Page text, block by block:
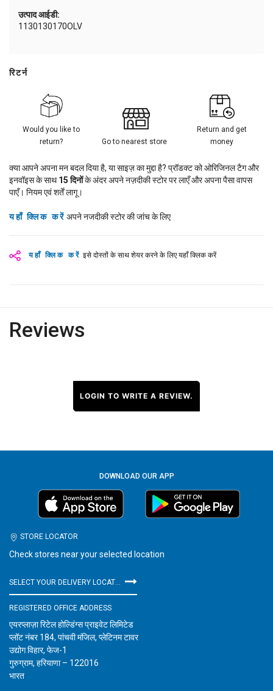
उत्पाद आईडी:
1130130170OLV
यहाँ क्लिक करें इसे दोस्तों के साथ शेयर करने के लिए यहाँ क्लिक करें
रिटर्न
Would you like to
return?
Go to nearest store
Return and get
money
क्या आपने अपना मन बदल दिया है, या साइज़ का मुद्दा है? प्रॉडक्ट को ओरिजिनल टैग और
इनवॉइस के साथ15 दिनोंके अंदर अपने नज़दीकी स्टोर पर लाएँ और अपना पैसा वापस
पाएँ। नियम एवं शर्तें लागू।
यहाँ क्लिक करें अपने नजदीकी स्टोर की जांच के लिए
Reviews
LOGIN TO WRITE A REVIEW.
DOWNLOAD OUR APP
STORE LOCATOR
Check stores near your selected location
REGISTERED OFFICE ADDRESS
एयरप्लाज़ा रिटेल होल्डिंग्स प्राइवेट लिमिटेड
प्लॉट नंबर 184, पांचवी मंजिल, प्लेटिनम टावर
उद्योग विहार, फेज-1
गुरुग्राम, हरियाणा – 122016
भारत